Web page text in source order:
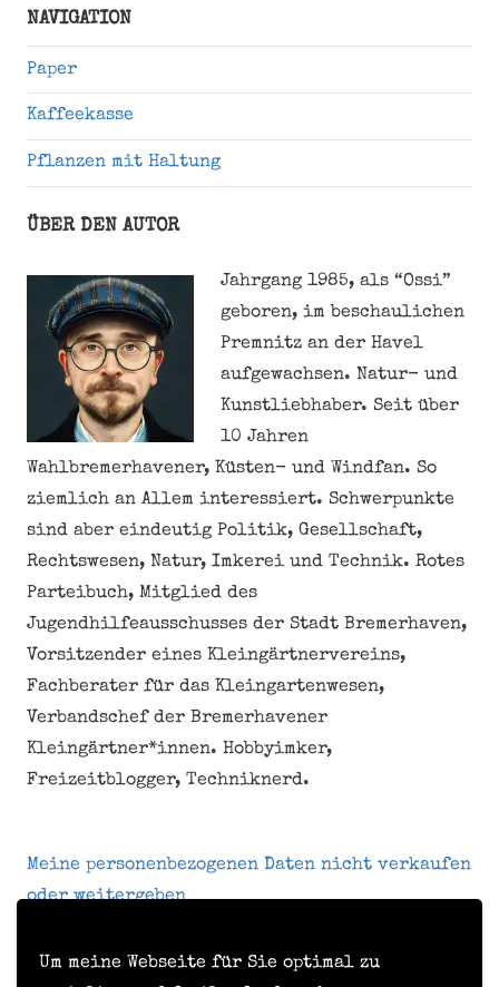
Um meine Webseite für Sie optimal zu
NAVIGATION
Paper
Kaffeekasse
Pflanzen mit Haltung
ÜBER DEN AUTOR
Jahrgang 1985, als “Ossi”
geboren, im beschaulichen
Premnitz an der Havel
aufgewachsen. Natur- und
Kunstliebhaber. Seit über
10 Jahren
Wahlbremerhavener, Küsten- und Windfan. So
ziemlich an Allem interessiert. Schwerpunkte
sind aber eindeutig Politik, Gesellschaft,
Rechtswesen, Natur, Imkerei und Technik. Rotes
Parteibuch, Mitglied des
Jugendhilfeausschusses der Stadt Bremerhaven,
Vorsitzender eines Kleingärtnervereins,
Fachberater für das Kleingartenwesen,
Verbandschef der Bremerhavener
Kleingärtner*innen. Hobbyimker,
Freizeitblogger, Techniknerd.
Meine personenbezogenen Daten nicht verkaufen
oder weitergeben